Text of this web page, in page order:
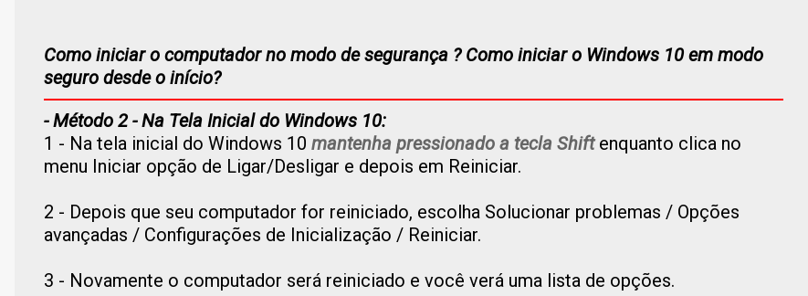
Como iniciar o computador no modo de segurança ? Como iniciar o Windows 10 em modo
seguro desde o início?
- Método 2 - Na Tela Inicial do Windows 10:
1 - Na tela inicial do Windows 10 mantenha pressionado a tecla Shift enquanto clica no
menu Iniciar opção de Ligar/Desligar e depois em Reiniciar.
2 - Depois que seu computador for reiniciado, escolha Solucionar problemas / Opções
avançadas / Configurações de Inicialização / Reiniciar.
3 - Novamente o computador será reiniciado e você verá uma lista de opções.